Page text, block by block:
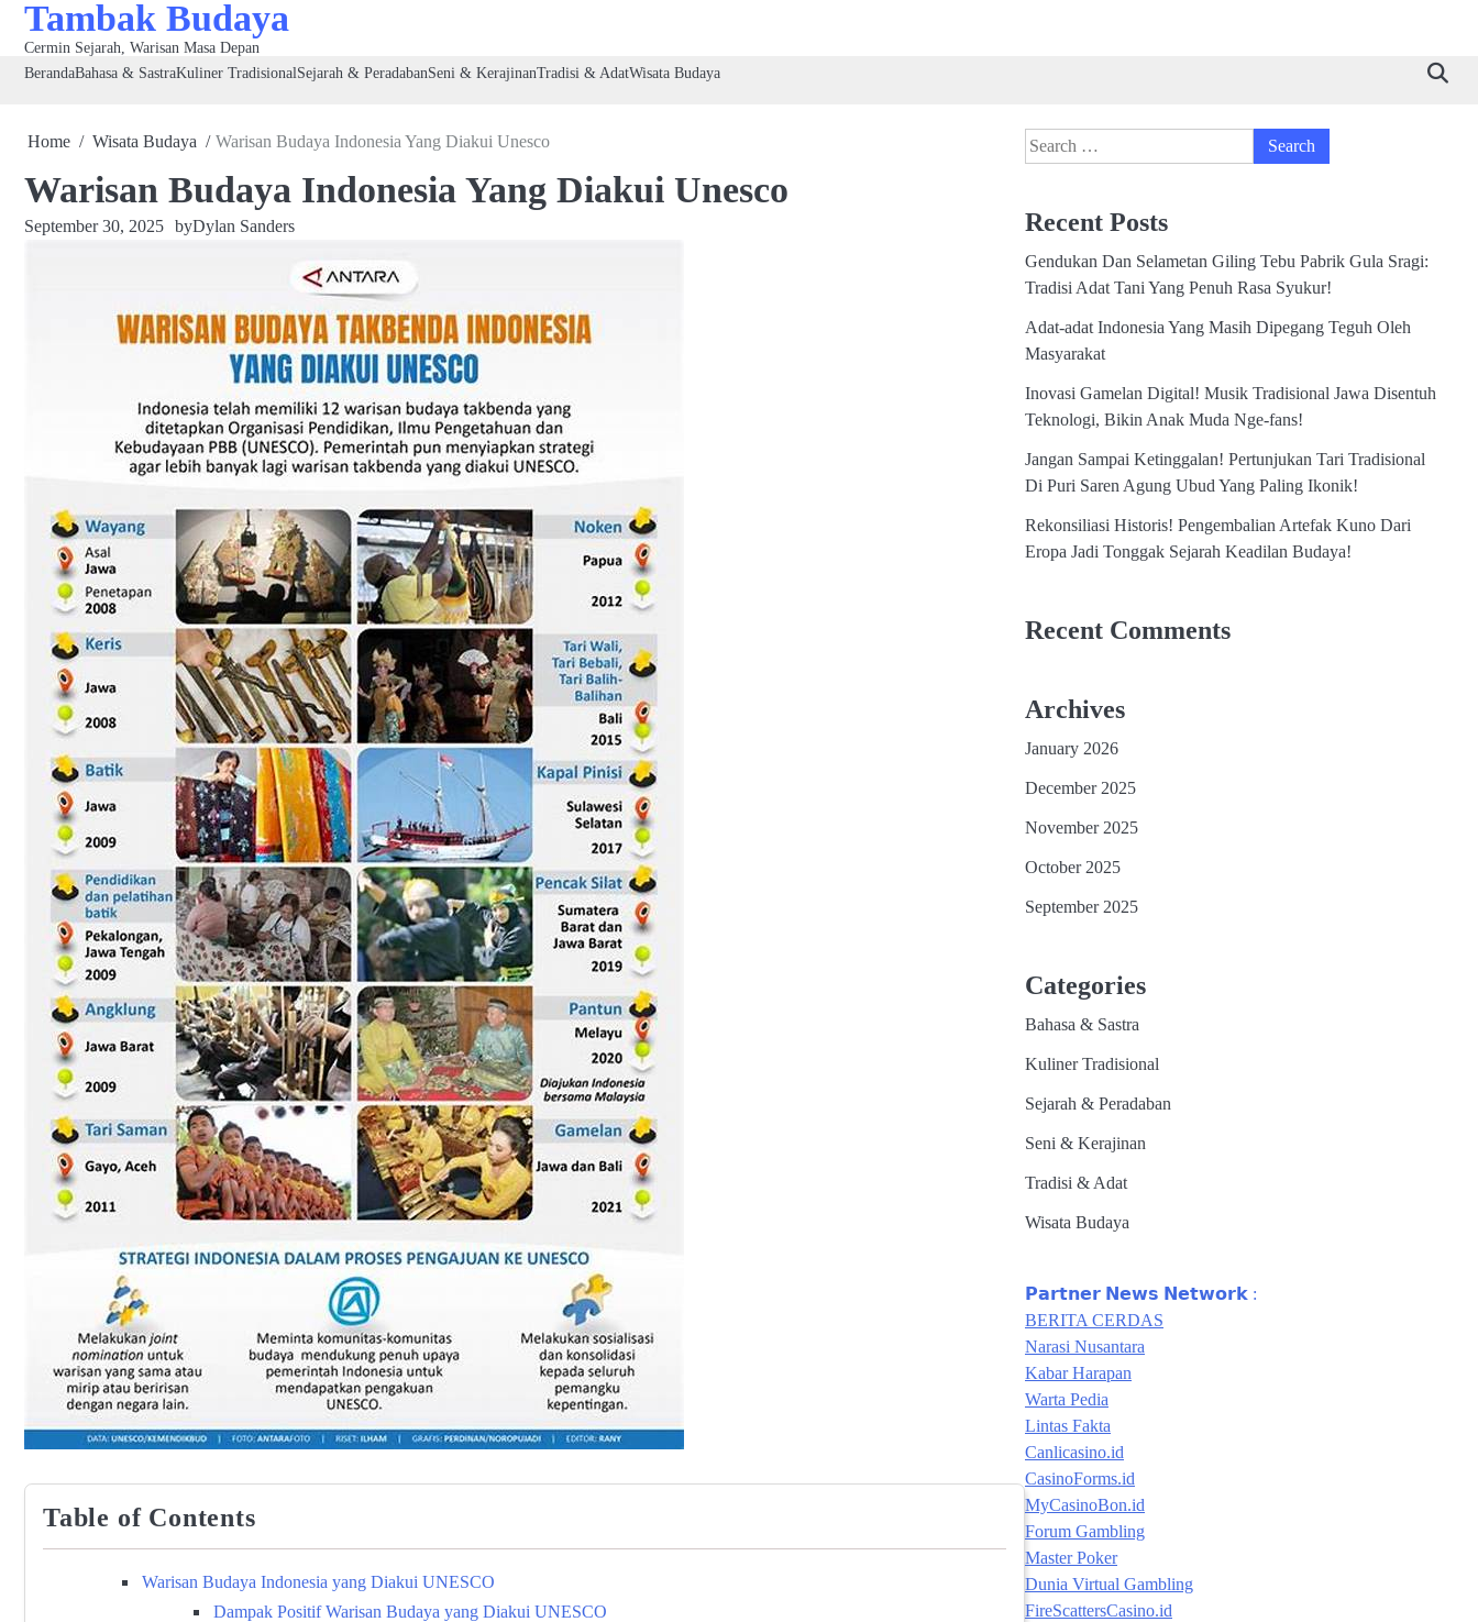
Skip
content
Tambak Budaya
Cermin Sejarah, Warisan Masa Depan
Peradaban
Kerajinan
&
Adat
BerandaBahasa & SastraKuliner TradisionalSejarah & PeradabanSeni & KerajinanTradisi & AdatWisata Budaya
Home Wisata Budaya Warisan Budaya Indonesia Yang Diakui Unesco
Warisan Budaya Indonesia Yang Diakui Unesco
September 30, 2025 byDylan Sanders
Table of Contents
Warisan Budaya Indonesia yang Diakui UNESCO
Dampak Positif Warisan Budaya yang Diakui UNESCO
Search
for:
Recent Posts
Gendukan Dan Selametan Giling Tebu Pabrik Gula Sragi:
Tradisi Adat Tani Yang Penuh Rasa Syukur!
Adat-adat Indonesia Yang Masih Dipegang Teguh Oleh
Masyarakat
Inovasi Gamelan Digital! Musik Tradisional Jawa Disentuh
Teknologi, Bikin Anak Muda Nge-fans!
Jangan Sampai Ketinggalan! Pertunjukan Tari Tradisional
Di Puri Saren Agung Ubud Yang Paling Ikonik!
Rekonsiliasi Historis! Pengembalian Artefak Kuno Dari
Eropa Jadi Tonggak Sejarah Keadilan Budaya!
Recent Comments
Archives
January 2026
December 2025
November 2025
October 2025
September 2025
Categories
Bahasa & Sastra
Kuliner Tradisional
Sejarah & Peradaban
Seni & Kerajinan
Tradisi & Adat
Wisata Budaya
𝗣𝗮𝗿𝘁𝗻𝗲𝗿 𝗡𝗲𝘄𝘀 𝗡𝗲𝘁𝘄𝗼𝗿𝗸 :
BERITA CERDAS
Narasi Nusantara
Kabar Harapan
Warta Pedia
Lintas Fakta
Canlicasino.id
CasinoForms.id
MyCasinoBon.id
Forum Gambling
Master Poker
Dunia Virtual Gambling
FireScattersCasino.id